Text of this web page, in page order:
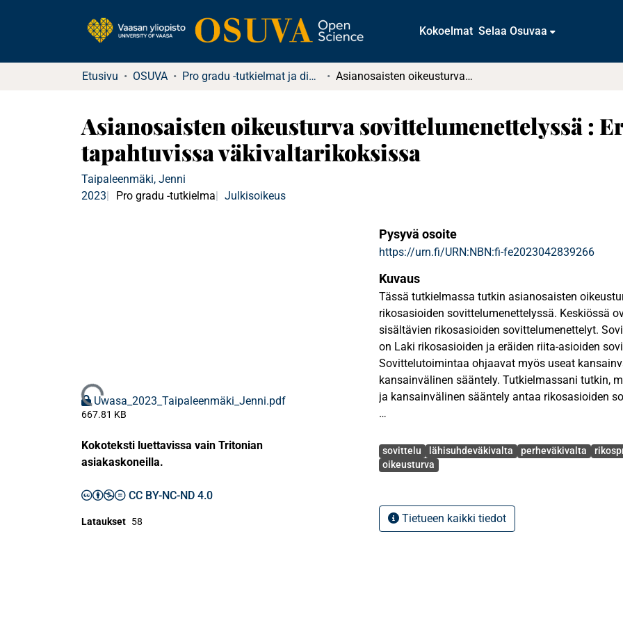
Kokoelmat Selaa Osuvaa
Etusivu OSUVA Pro gradu -tutkielmat ja diplomityöt (rajattu saatavuus) Asianosaisten oikeusturva sovittelumenettelyssä : Erityisesti lähisuhteessa tapahtuvissa väkivaltarikoksissa
Asianosaisten oikeusturva sovittelumenettelyssä :
tapahtuvissa väkivaltarikoksissa
Taipaleenmäki, Jenni
2023
Pro gradu -tutkielma Julkisoikeus
Ladataan...Uwasa_2023_Taipaleenmäki_Jenni.pdf
667.81 KB
Kokoteksti luettavissa vain Tritonian
asiakaskoneilla.
CC BY-NC-ND 4.0
Lataukset 58
Pysyvä osoite
https://urn.fi/URN:NBN:fi-fe2023042839266
Kuvaus
Tässä tutkielmassa tutkin asianosaisten
rikosasioiden sovittelumenettelyssä. Keskiössä
sisältävien rikosasioiden sovittelumenettelyt.
on Laki rikosasioiden ja eräiden riita-asioiden
Sovittelutoimintaa ohjaavat myös useat
kansainvälinen sääntely. Tutkielmassani tutkin,
ja kansainvälinen sääntely antaa rikosasioiden
keskustelua niin puolesta, kuin sitä vastaan.
luonteeltaan erityistä, ja siihen liittyy vahvasti
Lähisuhdeväkivaltaan sisältyy usein fyysisen
henkistä ulottuvuutta ja kontrollointia, joka tuo
Avainsanat
sovittelu lähisuhdeväkivalta perheväkivalta
oikeusturva
Tietueen kaikki tiedot